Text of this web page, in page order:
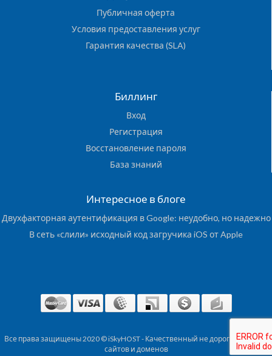
Публичная оферта
Условия предоставления услуг
Гарантия качества (SLA)
Биллинг
Вход
Регистрация
Восстановление пароля
База знаний
Интересное в блоге
Двухфакторная аутентификация в Google: неудобно, но надежно
В сеть «слили» исходный код загручика iOS от Apple
Все права защищены 2020 © iSkyHOST - Качественный не дорогой хостинг
сайтов и доменов